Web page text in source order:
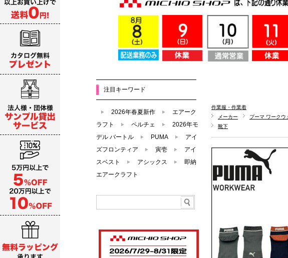
作業服・作業着
メーカー
プーマ ワークウ
靴下
注目キーワード
2026年春夏新作
エアーク
ラフト
ペルチェ
2026年モ
デル バートル
PUMA
アイ
ズフロンティア
寅壱
アイ
スベスト
アシックス
即納
エアークラフト